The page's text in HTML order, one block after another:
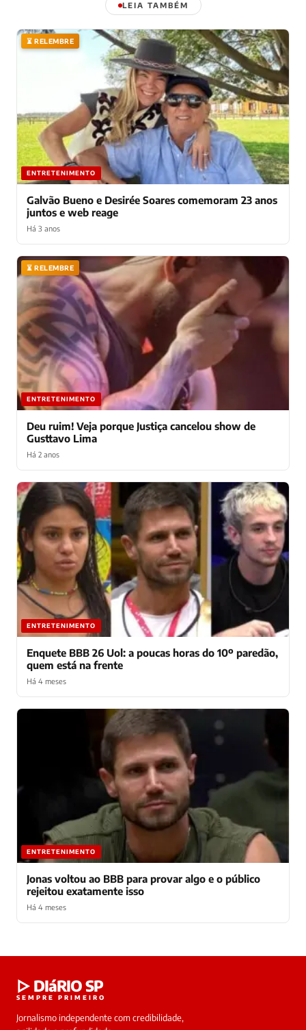
LEIA TAMBÉM
⏳ RELEMBRE
ENTRETENIMENTO
Galvão Bueno e Desirée Soares comemoram 23 anos
juntos e web reage
Há 3 anos
⏳ RELEMBRE
ENTRETENIMENTO
Deu ruim! Veja porque Justiça cancelou show de
Gusttavo Lima
Há 2 anos
ENTRETENIMENTO
Enquete BBB 26 Uol: a poucas horas do 10º paredão,
quem está na frente
Há 4 meses
ENTRETENIMENTO
Jonas voltou ao BBB para provar algo e o público
rejeitou exatamente isso
Há 4 meses
online
▷ DIáRIO SP
SEMPRE PRIMEIRO
Jornalismo independente com credibilidade,